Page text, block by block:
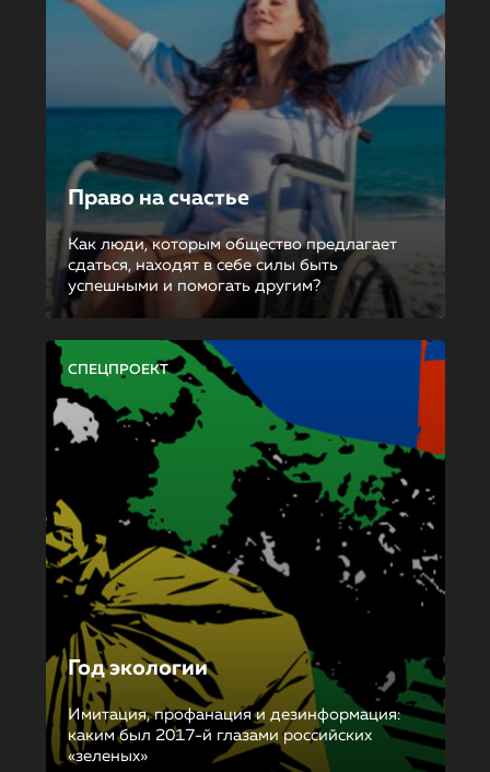
Право на счастье
Как люди, которым общество предлагает
сдаться, находят в себе силы быть
успешными и помогать другим?
СПЕЦПРОЕКТ
Год экологии
Имитация, профанация и дезинформация:
каким был 2017-й глазами российских
«зеленых»